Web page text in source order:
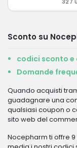
327
Sconto su
codici sconto e
Domande
Quando acquisti
guadagnare una
qualsiasi coupon o
sito web del
Nocepharm ti offre 9